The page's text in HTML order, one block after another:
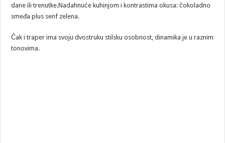
dane ili trenutke.Nadahnuće kuhinjom i kontrastima okusa: čokoladno
smeđa plus senf zelena.
Čak i traper ima svoju dvostruku stilsku osobnost, dinamika je u raznim
tonovima.